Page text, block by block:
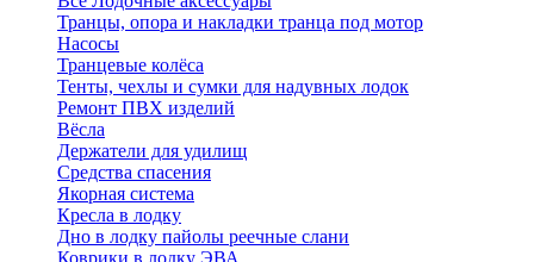
Транцы, опора и накладки транца под мотор
Насосы
Транцевые колёса
Тенты, чехлы и сумки для надувных лодок
Ремонт ПВХ изделий
Вёсла
Держатели для удилищ
Средства спасения
Якорная система
Кресла в лодку
Дно в лодку пайолы реечные слани
Коврики в лодку ЭВА